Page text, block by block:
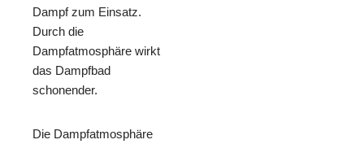
Dampf zum Einsatz.
Durch die
Dampfatmosphäre wirkt
das Dampfbad
schonender.
Die Dampfatmosphäre